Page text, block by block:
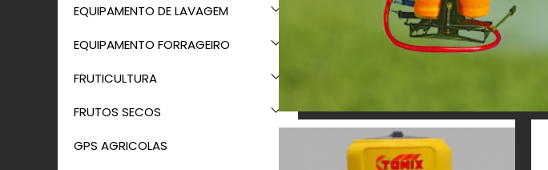
EQUIPAMENTO DE LAVAGEM
EQUIPAMENTO FORRAGEIRO
FRUTICULTURA
FRUTOS SECOS
GPS AGRICOLAS